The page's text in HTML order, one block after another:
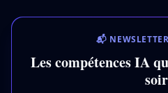
📬
Les compétences IA
soir